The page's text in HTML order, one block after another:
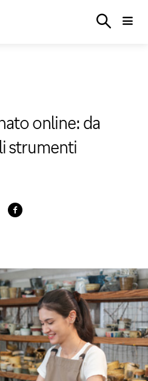
online: da
strumenti